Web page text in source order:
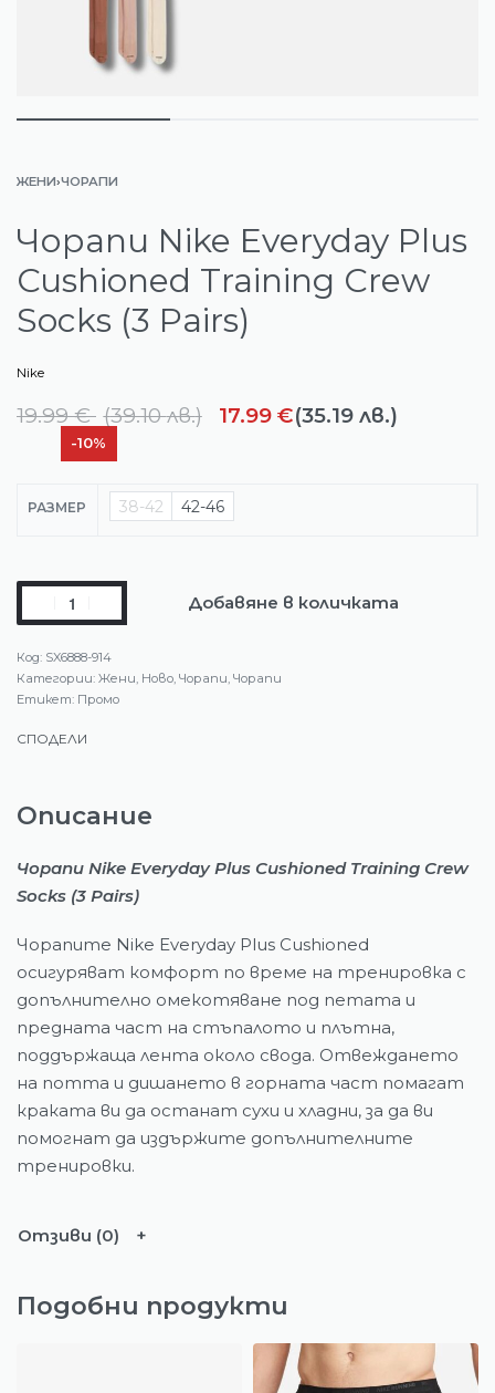
ЖЕНИ›ЧОРАПИ
Чорапи Nike Everyday Plus
Cushioned Training Crew
Socks (3 Pairs)
Nike
19.99€ (39.10лв.) 17.99 €(35.19 лв.)
-10%
РАЗМЕР 38-42 42-46
Добавяне в количката
SX6888-914
Категории: Жени, Ново, Чорапи, Чорапи
Етикет: Промо
СПОДЕЛИ
Описание
Чорапи Nike Everyday Plus Cushioned Training Crew
Socks (3 Pairs)
Чорапите Nike Everyday Plus Cushioned
осигуряват комфорт по време на тренировка с
допълнително омекотяване под петата и
предната част на стъпалото и плътна,
поддържаща лента около свода. Отвеждането
на потта и дишането в горната част помагат
краката ви да останат сухи и хладни, за да ви
помогнат да издържите допълнителните
тренировки.
Отзиви (0)
Подобни продукти